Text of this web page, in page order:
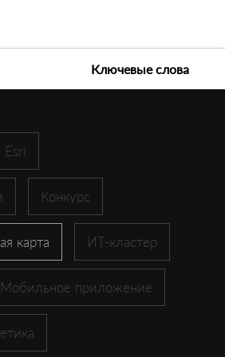
Ключевые слова
Esri
Конкурс
карта ИТ-кластер
Мобильное приложение